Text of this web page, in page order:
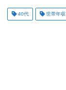
40代 世帯年収